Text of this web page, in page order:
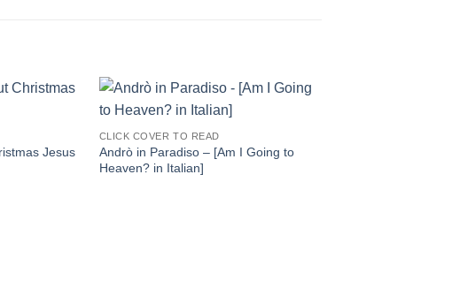
Jesus
CLICK COVER TO READ
Andrò in Paradiso – [Am I Going to
Heaven? in Italian]